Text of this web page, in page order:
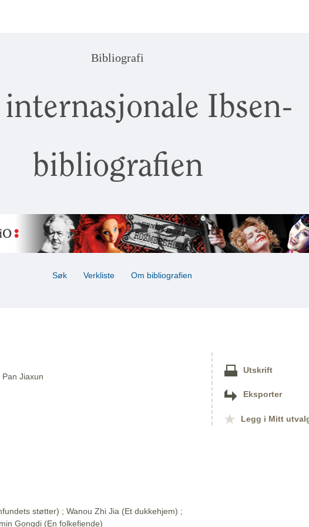
Bibliografi
Ibsen-
bibliografien
Søk Verkliste Om bibliografien
Jiaxun
støtter) ; Wanou Zhi Jia (Et dukkehjem) ;
Gongdi (En folkefiende)
Utskrift
Eksporter
Legg i Mitt